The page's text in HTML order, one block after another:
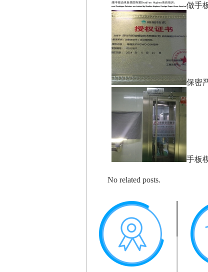
做手
保密
手板
No related posts.